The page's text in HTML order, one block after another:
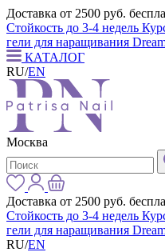
Доставка от 2500 руб.
Стойкость до 3-4 недель
гели для наращивания
КАТАЛОГ
RU/EN
Москва
Доставка от 2500 руб.
Стойкость до 3-4 недель
гели для наращивания
RU/EN